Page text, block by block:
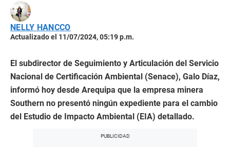
NELLY HANCCO
Actualizado el 11/07/2024, 05:19 p.m.
El subdirector de Seguimiento y Articulación del Servicio
Nacional de Certificación Ambiental (Senace), Galo Díaz,
informó hoy desde Arequipa que la empresa minera
Southern no presentó ningún expediente para el cambio
del Estudio de Impacto Ambiental (EIA) detallado.